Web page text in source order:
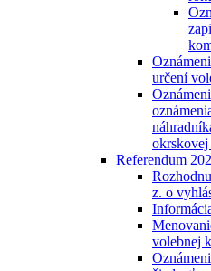
určení
Referendum
z. o
volebnej